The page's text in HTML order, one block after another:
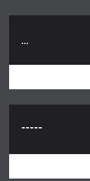
...
-----